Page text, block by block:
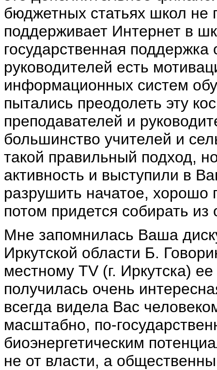
бюджетных статьях школ не
поддерживает Интернет в
государственная поддержка
руководителей есть
информационных систем
пытались преодолеть эту
преподавателей и
большинство учителей и
такой правильный подход,
активность и выступили в
разрушить начатое,
потом придется собирать из
Мне запомнилась Ваша
Иркутской области Б.
местному TV (г. Иркутска)
получилась очень
всегда видела Вас
масштабно, по-
биоэнергетическим
не от власти, а